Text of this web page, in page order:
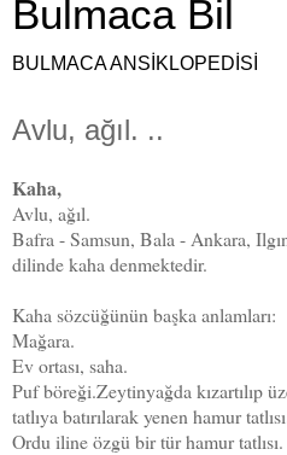
Bulmaca Bil
BULMACA ANSİKLOPEDİSİ
Avlu, ağıl. ..
Kaha,
Avlu, ağıl.
Bafra - Samsun, Bala - Ankara,
dilinde kaha denmektedir.
Kaha sözcüğünün başka anlamları:
Mağara.
Ev ortası, saha.
Puf böreği.Zeytinyağda kızartılıp
tatlıya batırılarak yenen hamur
Ordu iline özgü bir tür hamur tatlısı.